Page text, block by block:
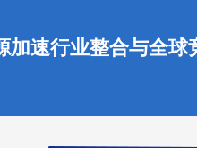
加速行业整合与全球